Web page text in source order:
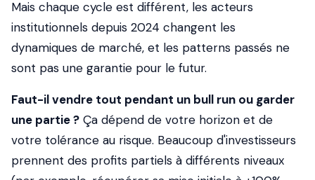
Mais chaque cycle est différent, les acteurs
institutionnels depuis 2024 changent les
dynamiques de marché, et les patterns passés ne
sont pas une garantie pour le futur.
Faut-il vendre tout pendant un bull run ou garder
une partie ? Ça dépend de votre horizon et de
votre tolérance au risque. Beaucoup d'investisseurs
prennent des profits partiels à différents niveaux